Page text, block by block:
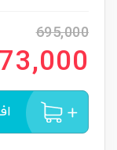
695,000